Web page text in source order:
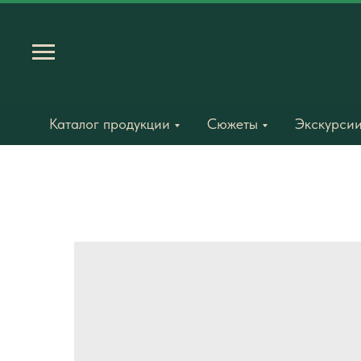
Каталог продукции Сюжеты